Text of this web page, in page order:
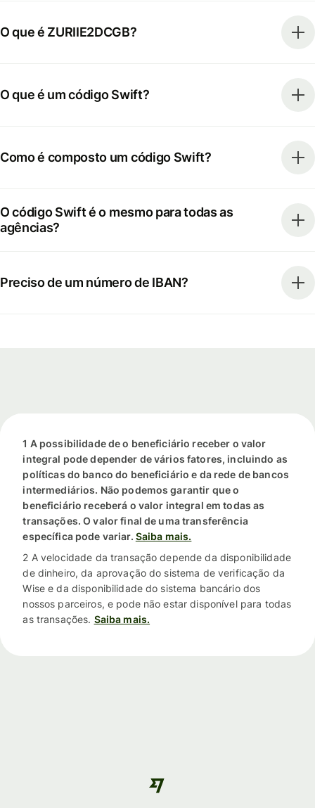
O que é ZURIIE2DCGB?
O que é um código Swift?
Como é composto um código Swift?
O código Swift é o mesmo para todas as
agências?
Preciso de um número de IBAN?
1 A possibilidade de o beneficiário receber o valor
integral pode depender de vários fatores, incluindo as
políticas do banco do beneficiário e da rede de bancos
intermediários. Não podemos garantir que o
beneficiário receberá o valor integral em todas as
transações. O valor final de uma transferência
específica pode variar. Saiba mais.
2 A velocidade da transação depende da disponibilidade
de dinheiro, da aprovação do sistema de verificação da
Wise e da disponibilidade do sistema bancário dos
nossos parceiros, e pode não estar disponível para todas
as transações. Saiba mais.